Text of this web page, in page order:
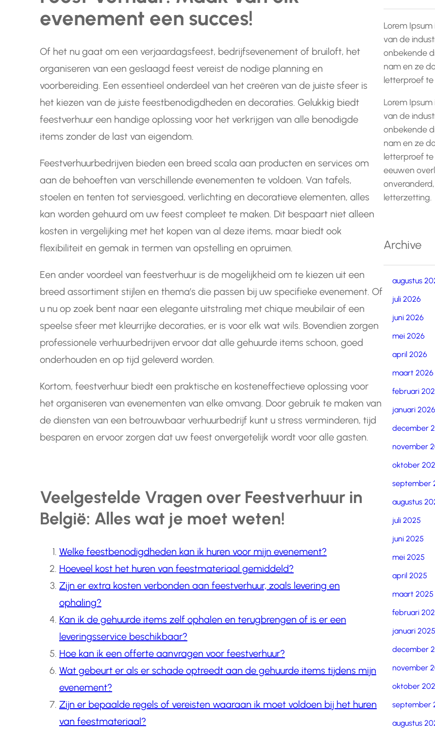
evenement een succes!
Of het nu gaat om een verjaardagsfeest, bedrijfsevenement of bruiloft, het
organiseren van een geslaagd feest vereist de nodige planning en
voorbereiding. Een essentieel onderdeel van het creëren van de juiste sfeer is
het kiezen van de juiste feestbenodigdheden en decoraties. Gelukkig biedt
feestverhuur een handige oplossing voor het verkrijgen van alle benodigde
items zonder de last van eigendom.
Feestverhuurbedrijven bieden een breed scala aan producten en services om
aan de behoeften van verschillende evenementen te voldoen. Van tafels,
stoelen en tenten tot serviesgoed, verlichting en decoratieve elementen, alles
kan worden gehuurd om uw feest compleet te maken. Dit bespaart niet alleen
kosten in vergelijking met het kopen van al deze items, maar biedt ook
flexibiliteit en gemak in termen van opstelling en opruimen.
Een ander voordeel van feestverhuur is de mogelijkheid om te kiezen uit een
breed assortiment stijlen en thema’s die passen bij uw specifieke evenement. Of
u nu op zoek bent naar een elegante uitstraling met chique meubilair of een
speelse sfeer met kleurrijke decoraties, er is voor elk wat wils. Bovendien zorgen
professionele verhuurbedrijven ervoor dat alle gehuurde items schoon, goed
onderhouden en op tijd geleverd worden.
Kortom, feestverhuur biedt een praktische en kosteneffectieve oplossing voor
het organiseren van evenementen van elke omvang. Door gebruik te maken van
de diensten van een betrouwbaar verhuurbedrijf kunt u stress verminderen, tijd
besparen en ervoor zorgen dat uw feest onvergetelijk wordt voor alle gasten.
Veelgestelde Vragen over Feestverhuur in
België: Alles wat je moet weten!
Welke feestbenodigdheden kan ik huren voor mijn evenement?
Hoeveel kost het huren van feestmateriaal gemiddeld?
Zijn er extra kosten verbonden aan feestverhuur, zoals levering en
ophaling?
Kan ik de gehuurde items zelf ophalen en terugbrengen of is er een
leveringsservice beschikbaar?
Hoe kan ik een offerte aanvragen voor feestverhuur?
Wat gebeurt er als er schade optreedt aan de gehuurde items tijdens mijn
evenement?
Zijn er bepaalde regels of vereisten waaraan ik moet voldoen bij het huren
van feestmateriaal?
Lorem
van de
onbekende
nam en ze
letterproef te
Lorem
van de
onbekende
nam en ze
letterproef te
eeuwen
letterzetting.
Archive
augustus
juli 2026
juni 2026
mei 2026
april 2026
maart 2026
februari
januari 2026
december
november
oktober
september
augustus
juli 2025
juni 2025
mei 2025
april 2025
maart 2025
februari
januari 2025
december
november
oktober
september
augustus